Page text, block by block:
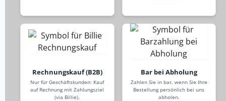
Rechnungskauf (B2B)
Nur für Geschäftskunden: Kauf
auf Rechnung mit Zahlungsziel
(via Billie).
Bar bei Abholung
Zahlen Sie in bar, wenn Sie Ihre
Bestellung persönlich bei uns
abholen.